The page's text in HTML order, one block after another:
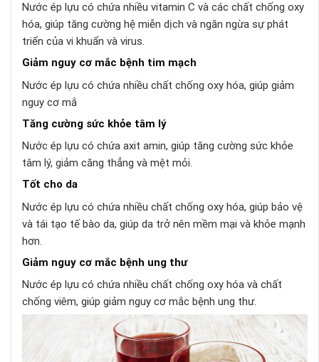
Nước ép lựu có chứa nhiều vitamin C và các chất chống oxy
hóa, giúp tăng cường hệ miễn dịch và ngăn ngừa sự phát
triển của vi khuẩn và virus.
Giảm nguy cơ mắc bệnh tim mạch
Nước ép lựu có chứa nhiều chất chống oxy hóa, giúp giảm
nguy cơ mắ
Tăng cường sức khỏe tâm lý
Nước ép lựu có chứa axit amin, giúp tăng cường sức khỏe
tâm lý, giảm căng thẳng và mệt mỏi.
Tốt cho da
Nước ép lựu có chứa nhiều chất chống oxy hóa, giúp bảo vệ
và tái tạo tế bào da, giúp da trở nên mềm mại và khỏe mạnh
hơn.
Giảm nguy cơ mắc bệnh ung thư
Nước ép lựu có chứa nhiều chất chống oxy hóa và chất
chống viêm, giúp giảm nguy cơ mắc bệnh ung thư.